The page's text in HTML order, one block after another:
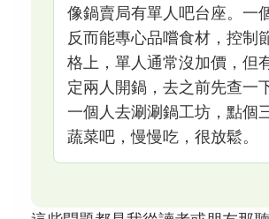
像鍋賣局有單人吧台座。一
反而能專心品嚐食材，控制
格上，單人通常沒加價，但
定兩人開鍋，去之前先查一
一個人去涮涮鍋工坊，點個
蔬菜吧，慢慢吃，很放鬆。